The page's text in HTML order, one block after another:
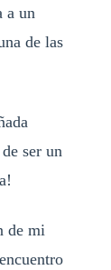
a un
de las
ser un
de mi